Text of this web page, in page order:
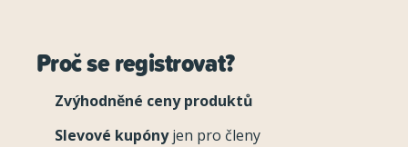
Proč se registrovat?
Zvýhodněné ceny produktů
Slevové kupónyjen pro členy